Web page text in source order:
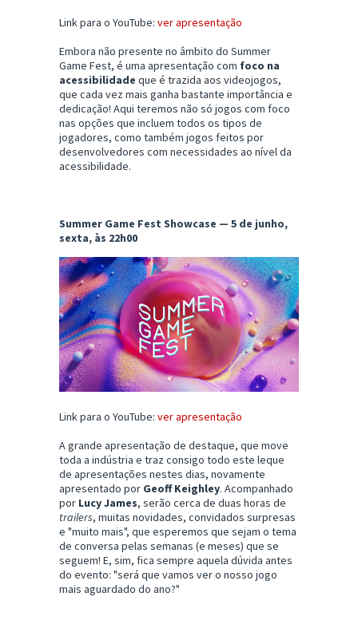
Link para o YouTube: ver apresentação
Embora não presente no âmbito do Summer
Game Fest, é uma apresentação com foco na
acessibilidade que é trazida aos videojogos,
que cada vez mais ganha bastante importância e
dedicação! Aqui teremos não só jogos com foco
nas opções que incluem todos os tipos de
jogadores, como também jogos feitos por
desenvolvedores com necessidades ao nível da
acessibilidade.
Summer Game Fest Showcase — 5 de junho,
sexta, às 22h00
Link para o YouTube: ver apresentação
A grande apresentação de destaque, que move
toda a indústria e traz consigo todo este leque
de apresentações nestes dias, novamente
apresentado por Geoff Keighley. Acompanhado
por Lucy James, serão cerca de duas horas de
trailers, muitas novidades, convidados surpresas
e "muito mais", que esperemos que sejam o tema
de conversa pelas semanas (e meses) que se
seguem! E, sim, fica sempre aquela dúvida antes
do evento: "será que vamos ver o nosso jogo
mais aguardado do ano?"